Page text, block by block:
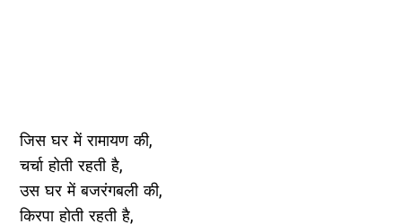
जिस घर में रामायण की,
चर्चा होती रहती है,
उस घर में बजरंगबली की,
किरपा होती रहती है,